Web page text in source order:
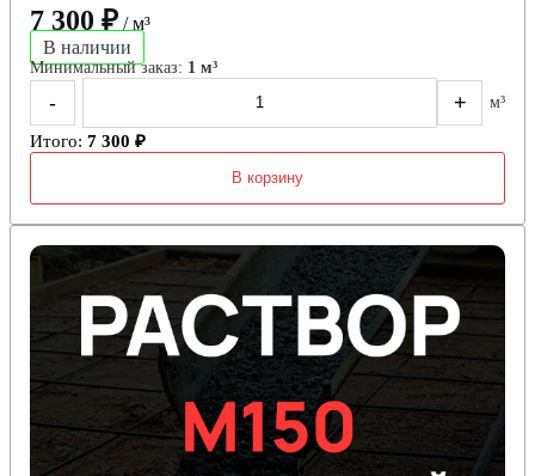
7 300 ₽ / м³
В наличии
Минимальный заказ: 1 м³
- + м³
Итого: 7 300 ₽
В корзину